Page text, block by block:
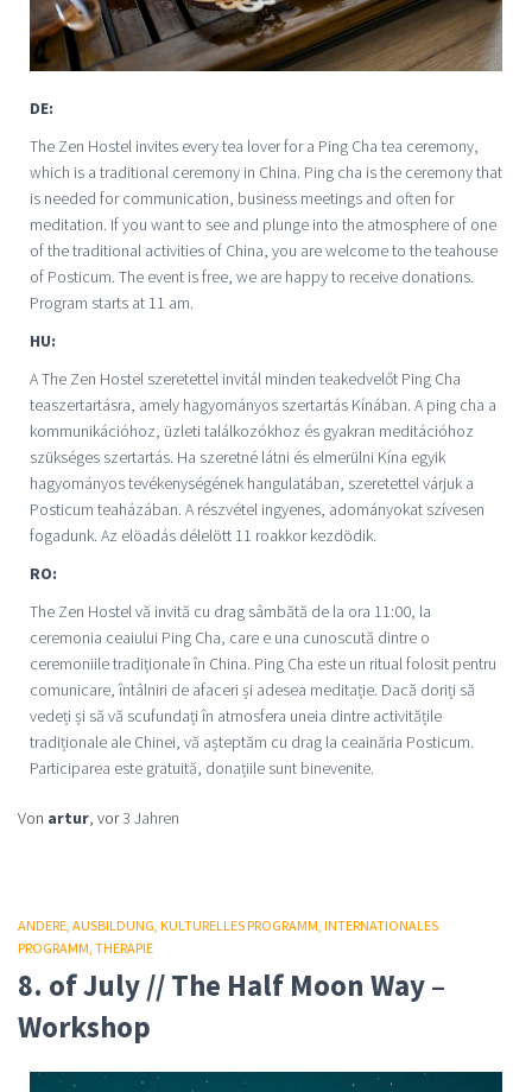
DE:
The Zen Hostel invites every tea lover for a Ping Cha tea ceremony,
which is a traditional ceremony in China. Ping cha is the ceremony that
is needed for communication, business meetings and often for
meditation. If you want to see and plunge into the atmosphere of one
of the traditional activities of China, you are welcome to the teahouse
of Posticum. The event is free, we are happy to receive donations.
Program starts at 11 am.
HU:
A The Zen Hostel szeretettel invitál minden teakedvelőt Ping Cha
teaszertartásra, amely hagyományos szertartás Kínában. A ping cha a
kommunikációhoz, üzleti találkozókhoz és gyakran meditációhoz
szükséges szertartás. Ha szeretné látni és elmerülni Kína egyik
hagyományos tevékenységének hangulatában, szeretettel várjuk a
Posticum teaházában. A részvétel ingyenes, adományokat szívesen
fogadunk. Az elöadás délelött 11 roakkor kezdödik.
RO:
The Zen Hostel vă invită cu drag sâmbătă de la ora 11:00, la
ceremonia ceaiului Ping Cha, care e una cunoscută dintre o
ceremoniile tradiționale în China. Ping Cha este un ritual folosit pentru
comunicare, întâlniri de afaceri și adesea meditație. Dacă doriți să
vedeți și să vă scufundați în atmosfera uneia dintre activitățile
tradiționale ale Chinei, vă așteptăm cu drag la ceainăria Posticum.
Participarea este gratuită, donațiile sunt binevenite.
Von artur, vor3 Jahren
ANDERE AUSBILDUNG KULTURELLES PROGRAMM INTERNATIONALES
PROGRAMM THERAPIE
8. of July // The Half Moon Way –
Workshop